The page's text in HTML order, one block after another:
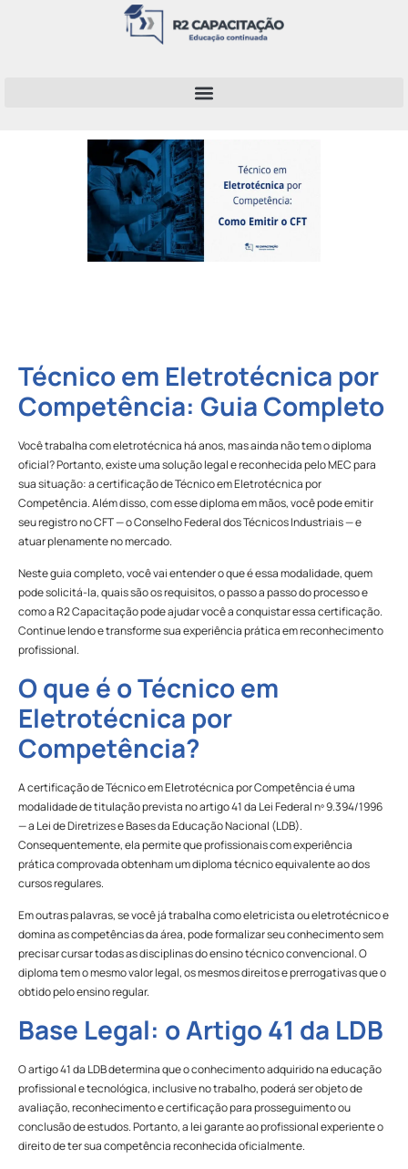
Técnico em Eletrotécnica por
Competência: Guia Completo
Você trabalha com eletrotécnica há anos, mas ainda não tem o diploma
oficial? Portanto, existe uma solução legal e reconhecida pelo MEC para
sua situação: a certificação de Técnico em Eletrotécnica por
Competência. Além disso, com esse diploma em mãos, você pode emitir
seu registro no CFT — o Conselho Federal dos Técnicos Industriais — e
atuar plenamente no mercado.
Neste guia completo, você vai entender o que é essa modalidade, quem
pode solicitá-la, quais são os requisitos, o passo a passo do processo e
como a R2 Capacitação pode ajudar você a conquistar essa certificação.
Continue lendo e transforme sua experiência prática em reconhecimento
profissional.
O que é o Técnico em
Eletrotécnica por
Competência?
A certificação de Técnico em Eletrotécnica por Competência é uma
modalidade de titulação prevista no artigo 41 da Lei Federal nº 9.394/1996
— a Lei de Diretrizes e Bases da Educação Nacional (LDB).
Consequentemente, ela permite que profissionais com experiência
prática comprovada obtenham um diploma técnico equivalente ao dos
cursos regulares.
Em outras palavras, se você já trabalha como eletricista ou eletrotécnico e
domina as competências da área, pode formalizar seu conhecimento sem
precisar cursar todas as disciplinas do ensino técnico convencional. O
diploma tem o mesmo valor legal, os mesmos direitos e prerrogativas que o
obtido pelo ensino regular.
Base Legal: o Artigo 41 da LDB
O artigo 41 da LDB determina que o conhecimento adquirido na educação
profissional e tecnológica, inclusive no trabalho, poderá ser objeto de
avaliação, reconhecimento e certificação para prosseguimento ou
conclusão de estudos. Portanto, a lei garante ao profissional experiente o
direito de ter sua competência reconhecida oficialmente.